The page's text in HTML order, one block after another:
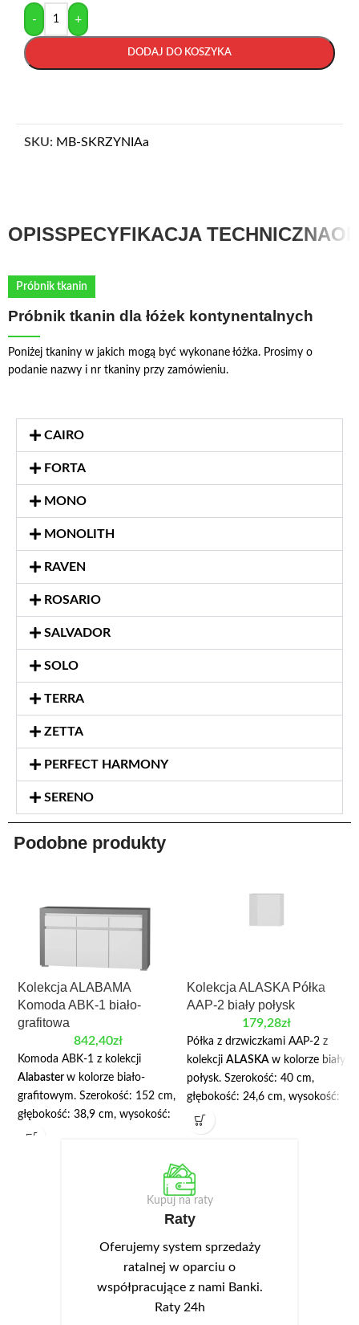
- +
DODAJ DO KOSZYKA
SKU: MB-SKRZYNIAa
OPISSPECYFIKACJA TECHNICZNA
Próbnik tkanin
Próbnik tkanin dla łóżek kontynentalnych
Poniżej tkaniny w jakich mogą być wykonane łóżka. Prosimy o
podanie nazwy i nr tkaniny przy zamówieniu.
CAIRO
FORTA
MONO
MONOLITH
RAVEN
ROSARIO
SALVADOR
SOLO
TERRA
ZETTA
PERFECT HARMONY
SERENO
Podobne produkty
Kolekcja ALABAMA
Komoda ABK-1 biało-
grafitowa
842,40zł
Komoda ABK-1 z kolekcji
Alabaster w kolorze biało-
grafitowym. Szerokość: 152 cm,
głębokość: 38,9 cm, wysokość:
83,7 cm. Wyposażona została w
Korpusy wykonane są z wysokiej
zwiększonej odporności na
zarysowania. Białe fronty
posiadają matowe wykończenie
Kolekcja ALASKA Półka
AAP-2 biały połysk
179,28zł
Półka z drzwiczkami AAP-2 z
kolekcji ALASKA w kolorze biały
połysk. Szerokość: 40 cm,
głębokość: 24,6 cm, wysokość:
40 cm. Korpus wykonany jest z
wysokiej jakości płyty
We frontach wykonano
podchwyty ułatwiające
otwieranie.
Kupuj na raty
Raty
Oferujemy system sprzedaży
ratalnej w oparciu o
współpracujące z nami Banki.
Raty 24h